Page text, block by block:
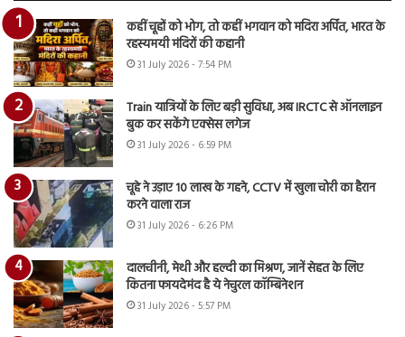
कहीं चूहों को भोग, तो कहीं भगवान को मदिरा अर्पित, भारत के
रहस्यमयी मंदिरों की कहानी
31 July 2026 - 7:54 PM
Train यात्रियों के लिए बड़ी सुविधा, अब IRCTC से ऑनलाइन
बुक कर सकेंगे एक्सेस लगेज
31 July 2026 - 6:59 PM
चूहे ने उड़ाए 10 लाख के गहने, CCTV में खुला चोरी का हैरान
करने वाला राज
31 July 2026 - 6:26 PM
दालचीनी, मेथी और हल्दी का मिश्रण, जानें सेहत के लिए
कितना फायदेमंद है ये नेचुरल कॉम्बिनेशन
31 July 2026 - 5:57 PM